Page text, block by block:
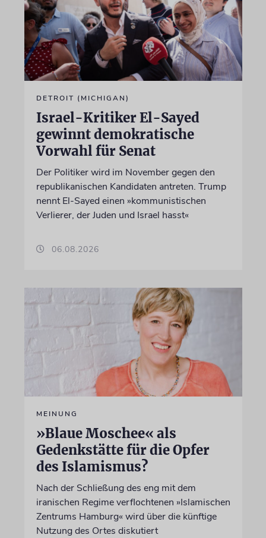
DETROIT (MICHIGAN)
Israel-Kritiker El-Sayed
gewinnt demokratische
Vorwahl für Senat
Der Politiker wird im November gegen den
republikanischen Kandidaten antreten. Trump
nennt El-Sayed einen »kommunistischen
Verlierer, der Juden und Israel hasst«
06.08.2026
MEINUNG
»Blaue Moschee« als
Gedenkstätte für die Opfer
des Islamismus?
Nach der Schließung des eng mit dem
iranischen Regime verflochtenen »Islamischen
Zentrums Hamburg« wird über die künftige
Nutzung des Ortes diskutiert